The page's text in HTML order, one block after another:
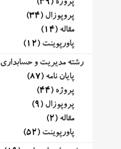
پروژه (39)
پروپوزال (34)
مقاله (14)
پاورپوینت (12)
رشته مدیریت و حسابداری
پایان نامه (87)
پروژه (44)
پروپوزال (9)
مقاله (2)
پاورپوینت (52)